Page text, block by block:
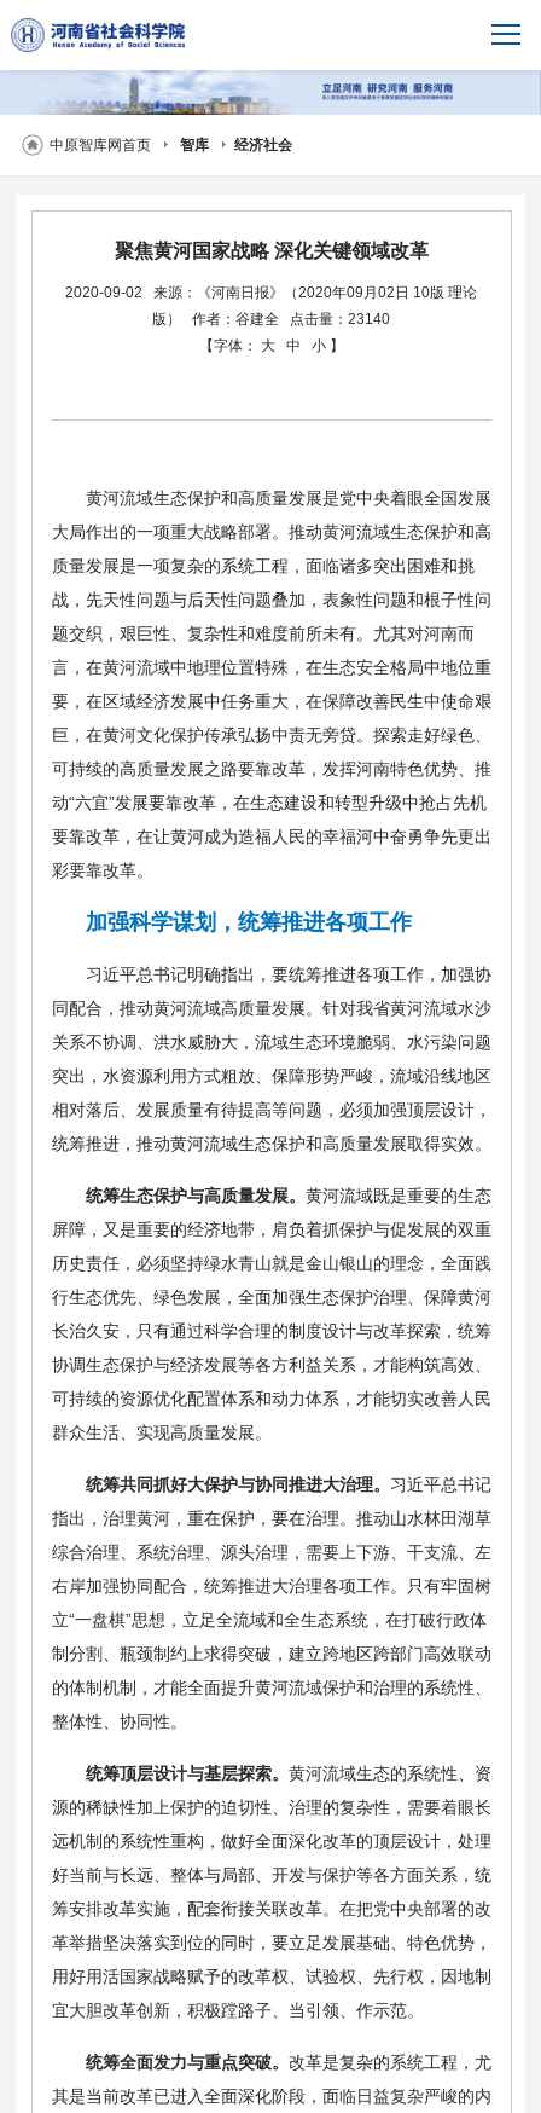
中原智库网首页 智库 经济社会
聚焦黄河国家战略 深化关键领域改革
2020-09-02
来源：《河南日报》（2020年09月02日 10版 理论
版）
作者：谷建全
点击量：23140
【字体：
大 中 小 】
黄河流域生态保护和高质量发展是党中央着眼全国发展
大局作出的一项重大战略部署。推动黄河流域生态保护和高
质量发展是一项复杂的系统工程，面临诸多突出困难和挑
战，先天性问题与后天性问题叠加，表象性问题和根子性问
题交织，艰巨性、复杂性和难度前所未有。尤其对河南而
言，在黄河流域中地理位置特殊，在生态安全格局中地位重
要，在区域经济发展中任务重大，在保障改善民生中使命艰
巨，在黄河文化保护传承弘扬中责无旁贷。探索走好绿色、
可持续的高质量发展之路要靠改革，发挥河南特色优势、推
动“六宜”发展要靠改革，在生态建设和转型升级中抢占先机
要靠改革，在让黄河成为造福人民的幸福河中奋勇争先更出
彩要靠改革。
加强科学谋划，统筹推进各项工作
习近平总书记明确指出，要统筹推进各项工作，加强协
同配合，推动黄河流域高质量发展。针对我省黄河流域水沙
关系不协调、洪水威胁大，流域生态环境脆弱、水污染问题
突出，水资源利用方式粗放、保障形势严峻，流域沿线地区
相对落后、发展质量有待提高等问题，必须加强顶层设计，
统筹推进，推动黄河流域生态保护和高质量发展取得实效。
统筹生态保护与高质量发展。 黄河流域既是重要的生态
屏障，又是重要的经济地带，肩负着抓保护与促发展的双重
历史责任，必须坚持绿水青山就是金山银山的理念，全面践
行生态优先、绿色发展，全面加强生态保护治理、保障黄河
长治久安，只有通过科学合理的制度设计与改革探索，统筹
协调生态保护与经济发展等各方利益关系，才能构筑高效、
可持续的资源优化配置体系和动力体系，才能切实改善人民
群众生活、实现高质量发展。
统筹共同抓好大保护与协同推进大治理。 习近平总书记
指出，治理黄河，重在保护，要在治理。推动山水林田湖草
综合治理、系统治理、源头治理，需要上下游、干支流、左
右岸加强协同配合，统筹推进大治理各项工作。只有牢固树
立“一盘棋”思想，立足全流域和全生态系统，在打破行政体
制分割、瓶颈制约上求得突破，建立跨地区跨部门高效联动
的体制机制，才能全面提升黄河流域保护和治理的系统性、
整体性、协同性。
统筹顶层设计与基层探索。 黄河流域生态的系统性、资
源的稀缺性加上保护的迫切性、治理的复杂性，需要着眼长
远机制的系统性重构，做好全面深化改革的顶层设计，处理
好当前与长远、整体与局部、开发与保护等各方面关系，统
筹安排改革实施，配套衔接关联改革。在把党中央部署的改
革举措坚决落实到位的同时，要立足发展基础、特色优势，
用好用活国家战略赋予的改革权、试验权、先行权，因地制
宜大胆改革创新，积极蹚路子、当引领、作示范。
统筹全面发力与重点突破。 改革是复杂的系统工程，尤
其是当前改革已进入全面深化阶段，面临日益复杂严峻的内